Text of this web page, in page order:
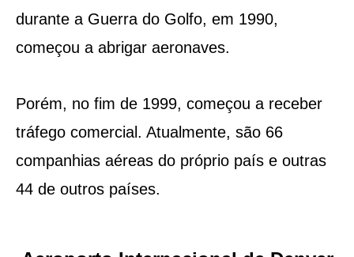
durante a Guerra do Golfo, em 1990,
começou a abrigar aeronaves.
Porém, no fim de 1999, começou a receber
tráfego comercial. Atualmente, são 66
companhias aéreas do próprio país e outras
44 de outros países.